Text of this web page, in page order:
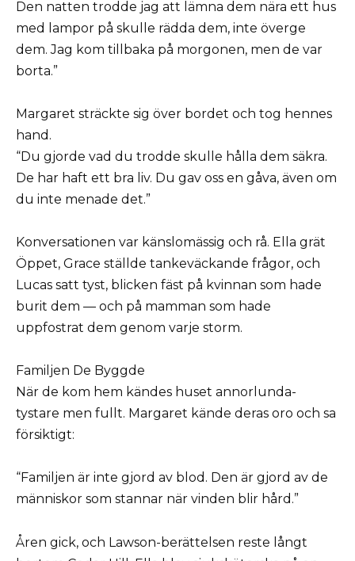
Den natten trodde jag att lämna dem nära ett hus
med lampor på skulle rädda dem, inte överge
dem. Jag kom tillbaka på morgonen, men de var
borta.”
Margaret sträckte sig över bordet och tog hennes
hand.
“Du gjorde vad du trodde skulle hålla dem säkra.
De har haft ett bra liv. Du gav oss en gåva, även om
du inte menade det.”
Konversationen var känslomässig och rå. Ella grät
Öppet, Grace ställde tankeväckande frågor, och
Lucas satt tyst, blicken fäst på kvinnan som hade
burit dem — och på mamman som hade
uppfostrat dem genom varje storm.
Familjen De Byggde
När de kom hem kändes huset annorlunda-
tystare men fullt. Margaret kände deras oro och sa
försiktigt:
“Familjen är inte gjord av blod. Den är gjord av de
människor som stannar när vinden blir hård.”
Åren gick, och Lawson-berättelsen reste långt